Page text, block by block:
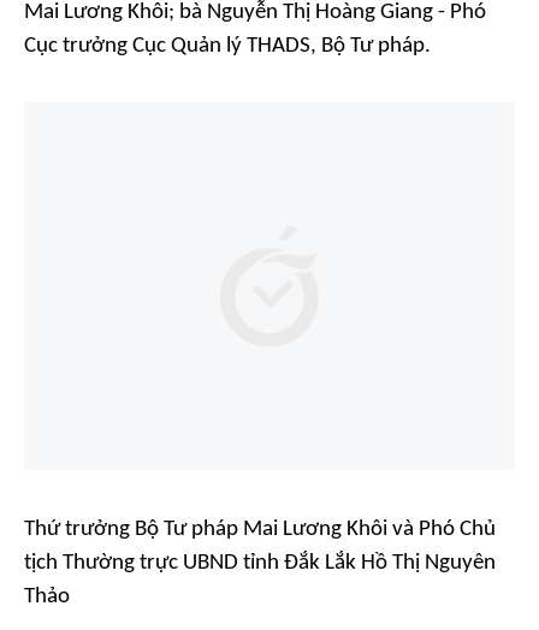
Mai Lương Khôi; bà Nguyễn Thị Hoàng Giang - Phó
Cục trưởng Cục Quản lý THADS, Bộ Tư pháp.
Thứ trưởng Bộ Tư pháp Mai Lương Khôi và Phó Chủ
tịch Thường trực UBND tỉnh Đắk Lắk Hồ Thị Nguyên
Thảo